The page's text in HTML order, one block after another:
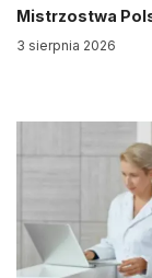
Mistrzostwa
3 sierpnia 2026